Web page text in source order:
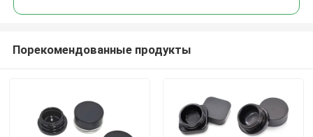
Порекомендованные продукты